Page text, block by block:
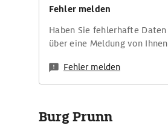
Fehler melden
Haben Sie fehlerhafte
über eine Meldung von
Fehler melden
Burg Prunn